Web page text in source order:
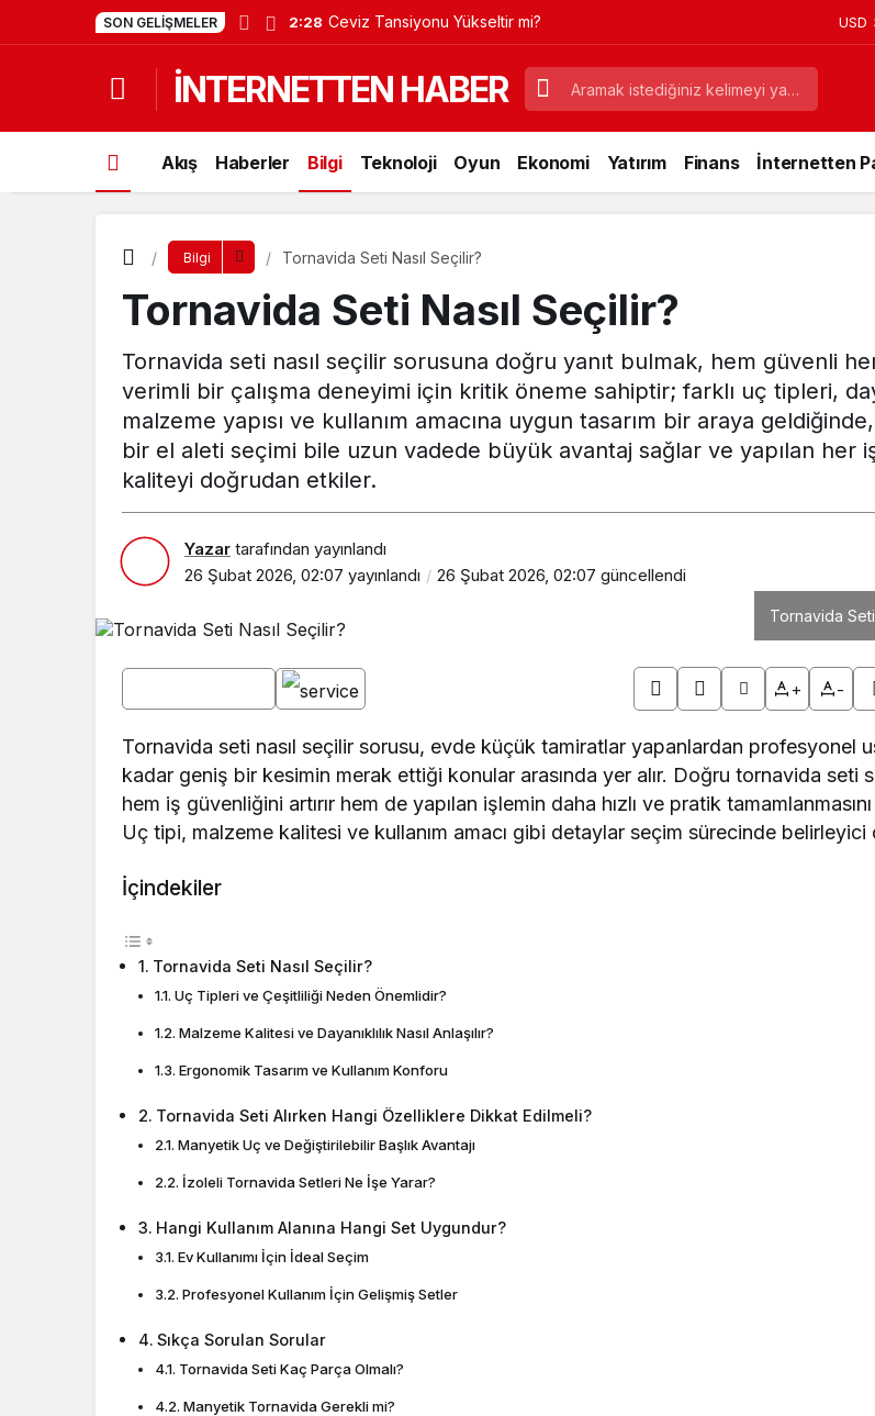
SON GELIŞMELER 2:28 Ceviz Tansiyonu Yükseltir mi? USD
İNTERNETTEN HABER
Akış Haberler Bilgi Teknoloji Oyun Ekonomi Yatırım Finans İnternetten
Bilgi Tornavida Seti Nasıl Seçilir?
Tornavida Seti Nasıl Seçilir?
Tornavida seti nasıl seçilir sorusuna doğru yanıt bulmak, hem güvenli
verimli bir çalışma deneyimi için kritik öneme sahiptir; farklı uç tipleri,
malzeme yapısı ve kullanım amacına uygun tasarım bir araya
bir el aleti seçimi bile uzun vadede büyük avantaj sağlar ve yapılan her
kaliteyi doğrudan etkiler.
Yazar tarafından yayınlandı
26 Şubat 2026, 02:07 yayınlandı 26 Şubat 2026, 02:07 güncellendi
Tornavida
+ -
Tornavida seti nasıl seçilir sorusu, evde küçük tamiratlar yapanlardan profesyonel
kadar geniş bir kesimin merak ettiği konular arasında yer alır. Doğru tornavida seti
hem iş güvenliğini artırır hem de yapılan işlemin daha hızlı ve pratik
Uç tipi, malzeme kalitesi ve kullanım amacı gibi detaylar seçim sürecinde belirleyici
İçindekiler
Tornavida Seti Nasıl Seçilir?
Uç Tipleri ve Çeşitliliği Neden Önemlidir?
Malzeme Kalitesi ve Dayanıklılık Nasıl Anlaşılır?
Ergonomik Tasarım ve Kullanım Konforu
Tornavida Seti Alırken Hangi Özelliklere Dikkat Edilmeli?
Manyetik Uç ve Değiştirilebilir Başlık Avantajı
İzoleli Tornavida Setleri Ne İşe Yarar?
Hangi Kullanım Alanına Hangi Set Uygundur?
Ev Kullanımı İçin İdeal Seçim
Profesyonel Kullanım İçin Gelişmiş Setler
Sıkça Sorulan Sorular
Tornavida Seti Kaç Parça Olmalı?
Manyetik Tornavida Gerekli mi?